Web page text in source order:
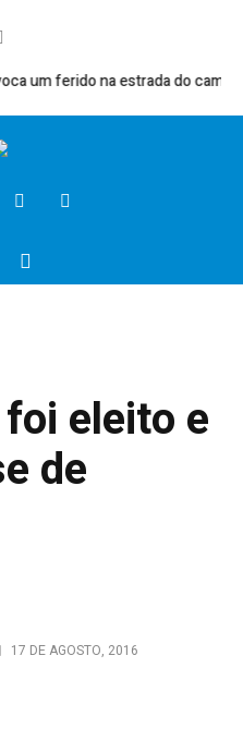
um ferido na estrada do campo
eleito e
de
17 DE AGOSTO, 2016